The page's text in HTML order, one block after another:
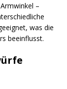
–
was die
beeinflusst.